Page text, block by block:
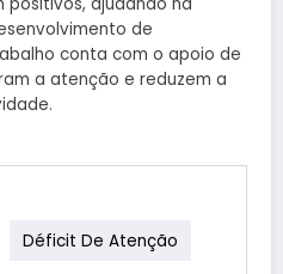
de
conta com o apoio de
a atenção e reduzem a
Déficit De Atenção